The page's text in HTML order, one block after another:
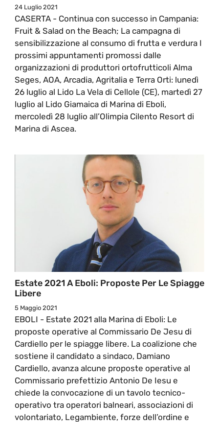
24 Luglio 2021
CASERTA - Continua con successo in Campania:
Fruit & Salad on the Beach; La campagna di
sensibilizzazione al consumo di frutta e verdura I
prossimi appuntamenti promossi dalle
organizzazioni di produttori ortofrutticoli Alma
Seges, AOA, Arcadia, Agritalia e Terra Orti: lunedì
26 luglio al Lido La Vela di Cellole (CE), martedì 27
luglio al Lido Giamaica di Marina di Eboli,
mercoledì 28 luglio all’Olimpia Cilento Resort di
Marina di Ascea.
Estate 2021 A Eboli: Proposte Per Le Spiagge
Libere
5 Maggio 2021
EBOLI - Estate 2021 alla Marina di Eboli: Le
proposte operative al Commissario De Jesu di
Cardiello per le spiagge libere. La coalizione che
sostiene il candidato a sindaco, Damiano
Cardiello, avanza alcune proposte operative al
Commissario prefettizio Antonio De Iesu e
chiede la convocazione di un tavolo tecnico-
operativo tra operatori balneari, associazioni di
volontariato, Legambiente, forze dell’ordine e